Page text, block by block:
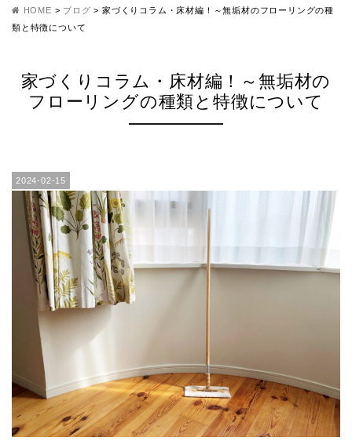
HOME > ブログ >家づくりコラム・床材編！～無垢材のフローリングの種
類と特徴について
家づくりコラム・床材編！～無垢材の
フローリングの種類と特徴について
2024-02-15